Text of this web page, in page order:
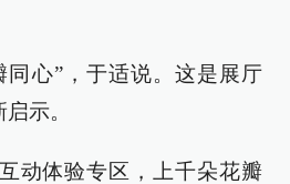
同心”，于适说。这是展厅
示。
动体验专区，上千朵花瓣